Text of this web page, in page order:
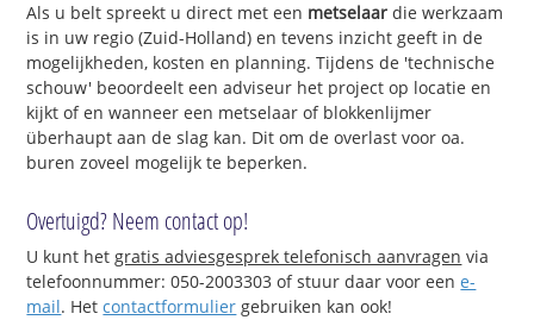
Als u belt spreekt u direct met een metselaar die werkzaam
is in uw regio (Zuid-Holland) en tevens inzicht geeft in de
mogelijkheden, kosten en planning. Tijdens de 'technische
schouw' beoordeelt een adviseur het project op locatie en
kijkt of en wanneer een metselaar of blokkenlijmer
überhaupt aan de slag kan. Dit om de overlast voor oa.
buren zoveel mogelijk te beperken.
Overtuigd? Neem contact op!
U kunt hetgratis adviesgesprek telefonisch aanvragen via
telefoonnummer: 050-2003303 of stuur daar voor eene-
mail. Hetcontactformulier gebruiken kan ook!